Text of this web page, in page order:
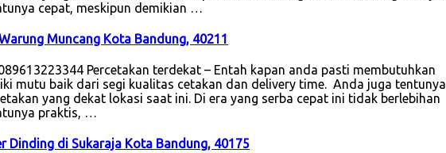
cepat, meskipun demikian …
Muncang Kota Bandung, 40211
Percetakan terdekat – Entah kapan anda pasti membutuhkan
mutu baik dari segi kualitas cetakan dan delivery time. Anda juga tentunya
yang dekat lokasi saat ini. Di era yang serba cepat ini tidak berlebihan
praktis, …
Dinding di Sukaraja Kota Bandung, 40175